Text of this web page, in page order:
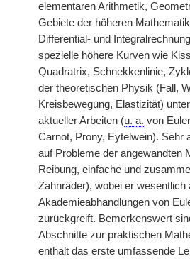
elementaren Arithmetik,
Gebiete der höheren
Differential- und
spezielle höhere Kurven wie
Quadratrix, Schnekkenlinie,
der theoretischen Physik (Fall,
Kreisbewegung, Elastizität)
aktueller Arbeiten (u. a. von
Carnot, Prony, Eytelwein). Sehr
auf Probleme der angewandten
Reibung, einfache und
Zahnräder), wobei er wesentlich
Akademieabhandlungen von
zurückgreift. Bemerkenswert
Abschnitte zur praktischen
enthält das erste umfassende